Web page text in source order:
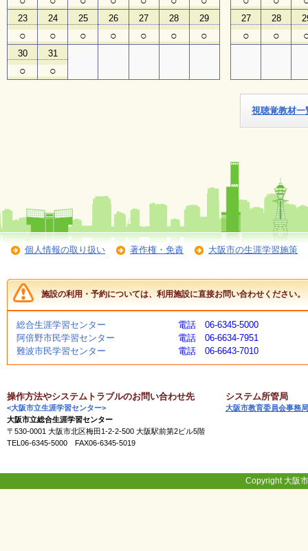
け
イ
ベ
ン
ト
ガ
イ
よ
く
る
ご
質
問
講
イ
ン
ス
ト
ラ
ー
23
○
24
○
25
○
26
○
27
○
28
○
29
○
30
○
31
○
27
○
28
○
視聴覚教材一
個人情報の取り扱い 著作権・免責 大阪市の生涯学習施策
施設の利用・予約については、利用施設に直接お問い合わせください。
総合生涯学習センター
電話 06-6345-5000
阿倍野市民学習センター
電話 06-6634-7951
難波市民学習センター
電話 06-6643-7010
操作方法やシステムトラブルのお問い合わせ先
<大阪市立生涯学習センター>
大阪市立総合生涯学習センター
〒530-0001 大阪市北区梅田1-2-2-500 大阪駅前第2ビル5階
TEL06-6345-5000 FAX06-6345-5019
システム所管局
大阪市教育委員会事務局
Copyright 大阪